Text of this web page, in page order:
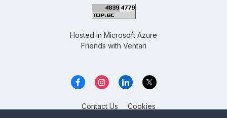
Hosted in Microsoft Azure
Friends with Ventari
Contact Us Cookies